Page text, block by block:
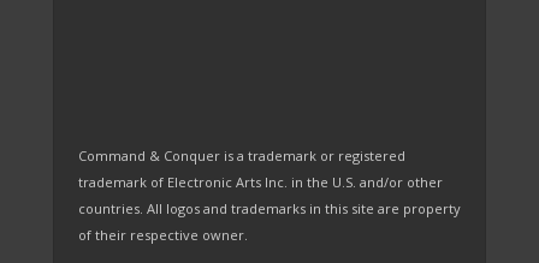
Command & Conquer is a trademark or registered
trademark of Electronic Arts Inc. in the U.S. and/or other
countries. All logos and trademarks in this site are property
of their respective owner.